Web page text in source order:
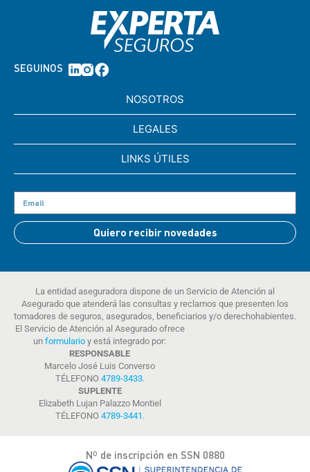
SEGUINOS
NOSOTROS
LEGALES
LINKS ÚTILES
Quiero recibir novedades
La entidad aseguradora dispone de un Servicio de Atención al
Asegurado que atenderá las consultas y reclamos que presenten los
tomadores de seguros, asegurados, beneficiarios y/o derechohabientes.
El Servicio de Atención al Asegurado ofrece
un formulario y está integrado por:
RESPONSABLE
Marcelo José Luis Converso
TÉLEFONO 4789-3433.
SUPLENTE
Elizabeth Lujan Palazzo Montiel
TÉLEFONO 4789-3441 .
Nº de inscripción en SSN 0880